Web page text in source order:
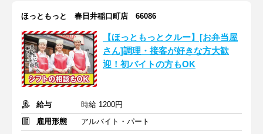
ほっともっと 春日井稲口町店 66086
【ほっともっとクルー】[お弁当屋
さん]調理・接客が好きな方大歓
迎！初バイトの方もOK
給与
時給 1200円
雇用形態
アルバイト・パート